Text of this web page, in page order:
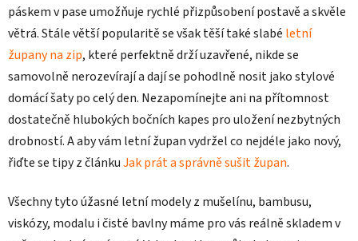
páskem v pase umožňuje rychlé přizpůsobení postavě a skvěle
větrá. Stále větší popularitě se však těší také slabé letní
župany na zip, které perfektně drží uzavřené, nikde se
samovolně nerozevírají a dají se pohodlně nosit jako stylové
domácí šaty po celý den. Nezapomínejte ani na přítomnost
dostatečně hlubokých bočních kapes pro uložení nezbytných
drobností. A aby vám letní župan vydržel co nejdéle jako nový,
řiďte se tipy z článkuJak prát a správně sušit župan.
Všechny tyto úžasné letní modely z mušelínu, bambusu,
viskózy, modalu i čisté bavlny máme pro vás reálně skladem v